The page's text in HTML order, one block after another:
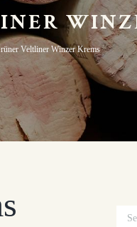
Veltliner Winzer Krems